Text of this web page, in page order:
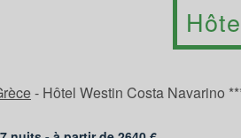
- Hôtel Westin Costa Navarino